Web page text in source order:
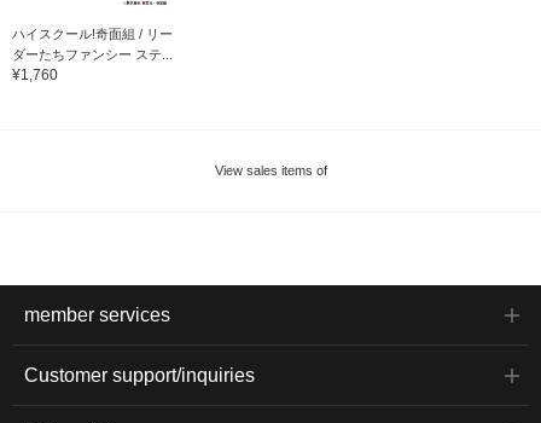
ハイスクール!奇面組 / リー
ダーたちファンシー ステ...
¥1,760
View sales items of
member services
Customer support/inquiries